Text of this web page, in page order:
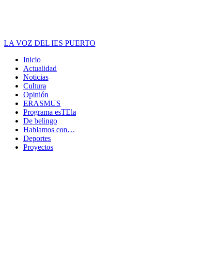
LA VOZ DEL IES PUERTO
Inicio
Actualidad
Noticias
Cultura
Opinión
ERASMUS
Programa esTEla
De belingo
Hablamos con…
Deportes
Proyectos